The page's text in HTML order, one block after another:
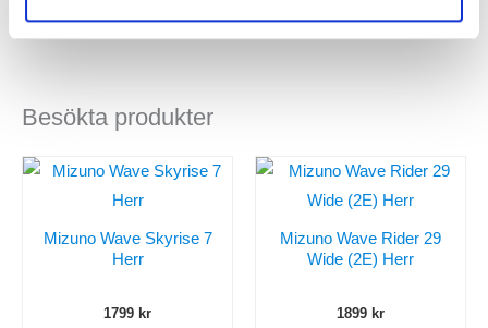
Besökta produkter
Mizuno Wave Skyrise 7
Herr
1799 kr
Mizuno Wave Rider 29
Wide (2E) Herr
1899 kr